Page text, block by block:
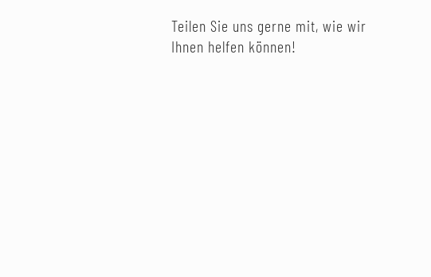
Teilen Sie uns gerne mit, wie wir
Ihnen helfen können!